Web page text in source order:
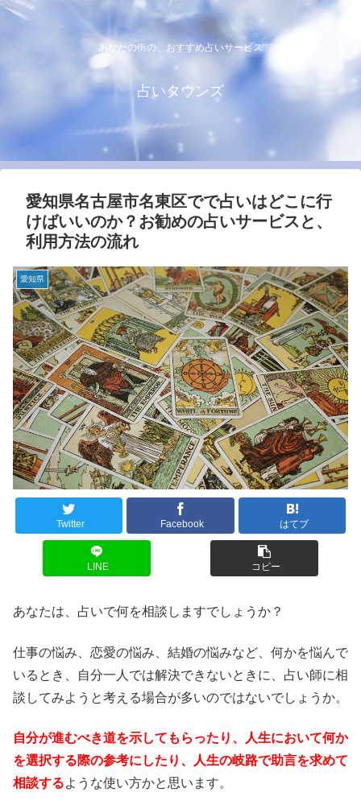
あなたの街の、おすすめ占いサービス
占いタウンズ
愛知県名古屋市名東区でで占いはどこに行
けばいいのか？お勧めの占いサービスと、
利用方法の流れ
愛知県
Twitter Facebook はてブ
LINE コピー
あなたは、占いで何を相談しますでしょうか？
仕事の悩み、恋愛の悩み、結婚の悩みなど、何かを悩んで
いるとき、自分一人では解決できないときに、占い師に相
談してみようと考える場合が多いのではないでしょうか。
自分が進むべき道を示してもらったり、人生において何か
を選択する際の参考にしたり、人生の岐路で助言を求めて
相談するような使い方かと思います。